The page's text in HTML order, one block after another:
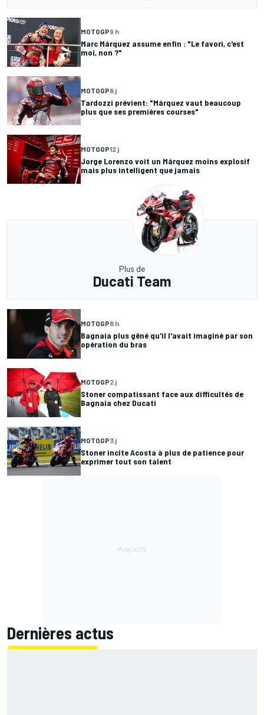
MOTOGP9 h
Marc Márquez assume enfin : "Le favori, c'est
moi, non ?"
MOTOGP8 j
Tardozzi prévient: "Márquez vaut beaucoup
plus que ses premières courses"
MOTOGP12 j
Jorge Lorenzo voit un Márquez moins explosif
mais plus intelligent que jamais
Plus de
Ducati Team
MOTOGP8 h
Bagnaia plus gêné qu'il l'avait imaginé par son
opération du bras
MOTOGP2 j
Stoner compatissant face aux difficultés de
Bagnaia chez Ducati
MOTOGP3 j
Stoner incite Acosta à plus de patience pour
exprimer tout son talent
Dernières actus